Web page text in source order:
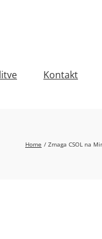
Kontakt
Home Zmaga CSOL na